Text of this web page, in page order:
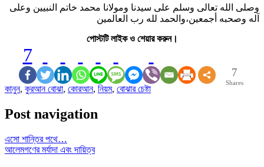
وصلى الله تعالى وسلم على سيدنا ومولانا محمد خاتم النبيين وعلى
آله وصحبه أجمعين،والحمد لله رب العالمين
পোস্টটি লাইক ও শেয়ার করুন।
7
7
Shares
কানুন, কুরআন বোঝা, কোরআন, নিয়ম, বোঝার চেষ্টা
Post navigation
এসো শান্তির পথে…
আলেমগণের মর্যাদা এবং দায়িত্ব